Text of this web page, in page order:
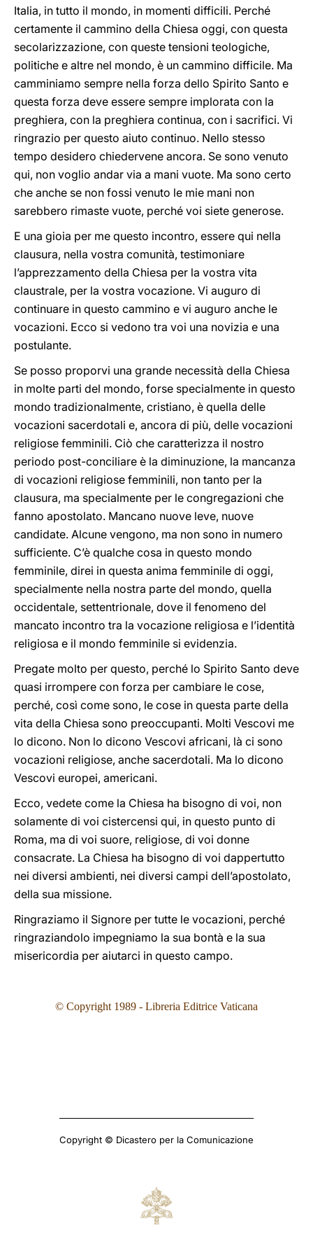
Italia, in tutto il mondo, in momenti difficili. Perché
certamente il cammino della Chiesa oggi, con questa
secolarizzazione, con queste tensioni teologiche,
politiche e altre nel mondo, è un cammino difficile. Ma
camminiamo sempre nella forza dello Spirito Santo e
questa forza deve essere sempre implorata con la
preghiera, con la preghiera continua, con i sacrifici. Vi
ringrazio per questo aiuto continuo. Nello stesso
tempo desidero chiedervene ancora. Se sono venuto
qui, non voglio andar via a mani vuote. Ma sono certo
che anche se non fossi venuto le mie mani non
sarebbero rimaste vuote, perché voi siete generose.
E una gioia per me questo incontro, essere qui nella
clausura, nella vostra comunità, testimoniare
l’apprezzamento della Chiesa per la vostra vita
claustrale, per la vostra vocazione. Vi auguro di
continuare in questo cammino e vi auguro anche le
vocazioni. Ecco si vedono tra voi una novizia e una
postulante.
Se posso proporvi una grande necessità della Chiesa
in molte parti del mondo, forse specialmente in questo
mondo tradizionalmente, cristiano, è quella delle
vocazioni sacerdotali e, ancora di più, delle vocazioni
religiose femminili. Ciò che caratterizza il nostro
periodo post-conciliare è la diminuzione, la mancanza
di vocazioni religiose femminili, non tanto per la
clausura, ma specialmente per le congregazioni che
fanno apostolato. Mancano nuove leve, nuove
candidate. Alcune vengono, ma non sono in numero
sufficiente. C’è qualche cosa in questo mondo
femminile, direi in questa anima femminile di oggi,
specialmente nella nostra parte del mondo, quella
occidentale, settentrionale, dove il fenomeno del
mancato incontro tra la vocazione religiosa e l’identità
religiosa e il mondo femminile si evidenzia.
Pregate molto per questo, perché lo Spirito Santo deve
quasi irrompere con forza per cambiare le cose,
perché, così come sono, le cose in questa parte della
vita della Chiesa sono preoccupanti. Molti Vescovi me
lo dicono. Non lo dicono Vescovi africani, là ci sono
vocazioni religiose, anche sacerdotali. Ma lo dicono
Vescovi europei, americani.
Ecco, vedete come la Chiesa ha bisogno di voi, non
solamente di voi cistercensi qui, in questo punto di
Roma, ma di voi suore, religiose, di voi donne
consacrate. La Chiesa ha bisogno di voi dappertutto
nei diversi ambienti, nei diversi campi dell’apostolato,
della sua missione.
Ringraziamo il Signore per tutte le vocazioni, perché
ringraziandolo impegniamo la sua bontà e la sua
misericordia per aiutarci in questo campo.
© Copyright 1989 - Libreria Editrice Vaticana
Copyright © Dicastero per la Comunicazione